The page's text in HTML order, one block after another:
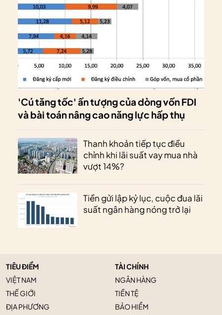
'Cú tăng tốc' ấn tượng của dòng vốn FDI
và bài toán nâng cao năng lực hấp thụ
Thanh khoản tiếp tục điều
chỉnh khi lãi suất vay mua nhà
vượt 14%?
Tiền gửi lập kỷ lục, cuộc đua lãi
suất ngân hàng nóng trở lại
TIÊU ĐIỂM
VIỆT NAM
THẾ GIỚI
ĐỊA PHƯƠNG
TÀI CHÍNH
NGÂN HÀNG
TIỀN TỆ
BẢO HIỂM